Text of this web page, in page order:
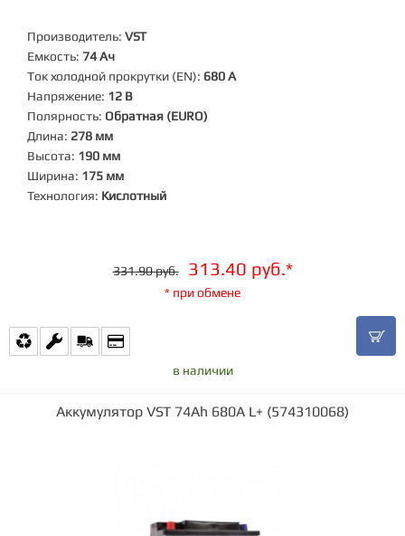
Производитель: VST
Емкость: 74 Ач
Ток холодной прокрутки (EN): 680 А
Напряжение: 12 В
Полярность: Обратная (EURO)
Длина: 278 мм
Высота: 190 мм
Ширина: 175 мм
Технология: Кислотный
331.90 руб. 313.40 руб.*
* при обмене
в наличии
Аккумулятор VST 74Ah 680A L+ (574310068)